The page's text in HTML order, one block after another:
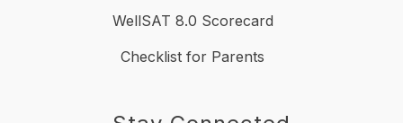
WellSAT 8.0 Scorecard
Checklist for Parents